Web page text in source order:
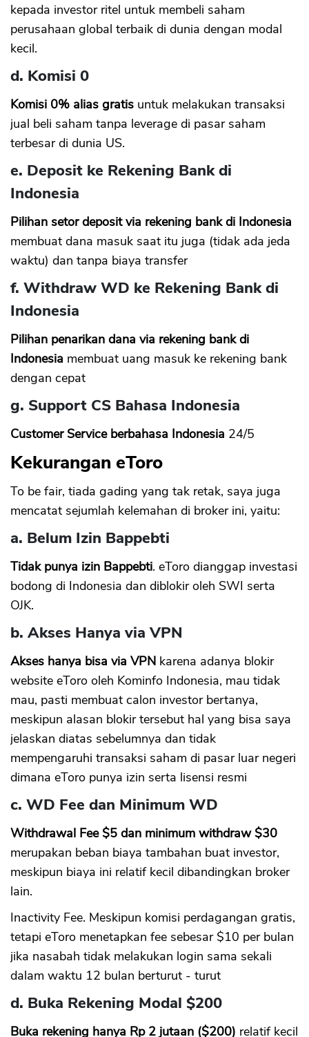
kepada investor ritel untuk membeli saham
perusahaan global terbaik di dunia dengan modal
kecil.
d. Komisi 0
Komisi 0% alias gratis untuk melakukan transaksi
jual beli saham tanpa leverage di pasar saham
terbesar di dunia US.
e. Deposit ke Rekening Bank di
Indonesia
Pilihan setor deposit via rekening bank di Indonesia
membuat dana masuk saat itu juga (tidak ada jeda
waktu) dan tanpa biaya transfer
f. Withdraw WD ke Rekening Bank di
Indonesia
Pilihan penarikan dana via rekening bank di
Indonesia membuat uang masuk ke rekening bank
dengan cepat
g. Support CS Bahasa Indonesia
Customer Service berbahasa Indonesia 24/5
Kekurangan eToro
To be fair, tiada gading yang tak retak, saya juga
mencatat sejumlah kelemahan di broker ini, yaitu:
a. Belum Izin Bappebti
Tidak punya izin Bappebti. eToro dianggap investasi
bodong di Indonesia dan diblokir oleh SWI serta
OJK.
b. Akses Hanya via VPN
Akses hanya bisa via VPN karena adanya blokir
website eToro oleh Kominfo Indonesia, mau tidak
mau, pasti membuat calon investor bertanya,
meskipun alasan blokir tersebut hal yang bisa saya
jelaskan diatas sebelumnya dan tidak
mempengaruhi transaksi saham di pasar luar negeri
dimana eToro punya izin serta lisensi resmi
c. WD Fee dan Minimum WD
Withdrawal Fee $5 dan minimum withdraw $30
merupakan beban biaya tambahan buat investor,
meskipun biaya ini relatif kecil dibandingkan broker
lain.
Inactivity Fee. Meskipun komisi perdagangan gratis,
tetapi eToro menetapkan fee sebesar $10 per bulan
jika nasabah tidak melakukan login sama sekali
dalam waktu 12 bulan berturut - turut
d. Buka Rekening Modal $200
Buka rekening hanya Rp 2 jutaan ($200) relatif kecil